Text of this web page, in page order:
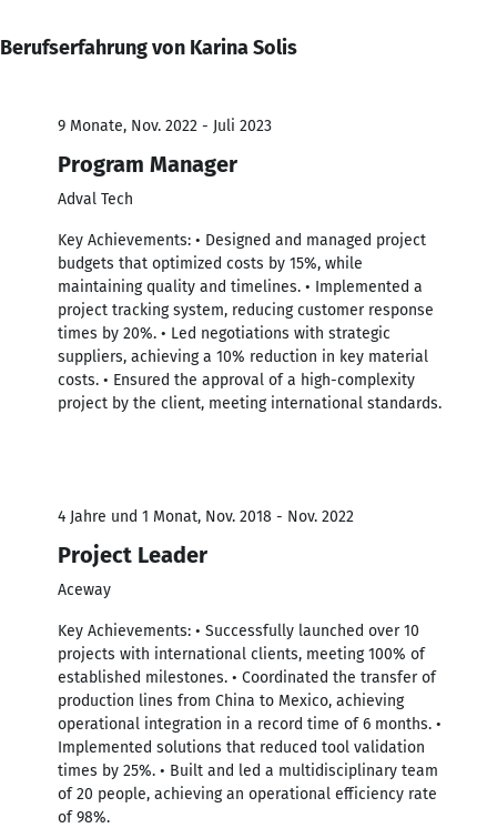
Berufserfahrung von Karina Solis
9 Monate, Nov. 2022 - Juli 2023
Program Manager
Adval Tech
Key Achievements: • Designed and managed project
budgets that optimized costs by 15%, while
maintaining quality and timelines. • Implemented a
project tracking system, reducing customer response
times by 20%. • Led negotiations with strategic
suppliers, achieving a 10% reduction in key material
costs. • Ensured the approval of a high-complexity
project by the client, meeting international standards.
4 Jahre und 1 Monat, Nov. 2018 - Nov. 2022
Project Leader
Aceway
Key Achievements: • Successfully launched over 10
projects with international clients, meeting 100% of
established milestones. • Coordinated the transfer of
production lines from China to Mexico, achieving
operational integration in a record time of 6 months. •
Implemented solutions that reduced tool validation
times by 25%. • Built and led a multidisciplinary team
of 20 people, achieving an operational efficiency rate
of 98%.